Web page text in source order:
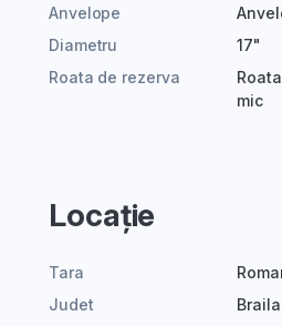
Anvelope
Diametru
17"
Roata de rezerva
mic
Locație
Tara
Judet
Braila